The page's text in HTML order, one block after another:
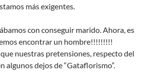
más exigentes.
con conseguir marido. Ahora, es
encontrar un hombre!!!!!!!!!
nuestras pretensiones, respecto del
algunos dejos de “Gataflorismo”.